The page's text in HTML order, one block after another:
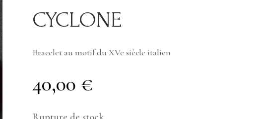
CYCLONE
Bracelet au motif du XVe siècle italien
40,00 €